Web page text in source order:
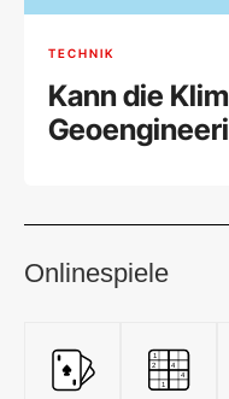
TECHNIK
Kann die
Onlinespiele